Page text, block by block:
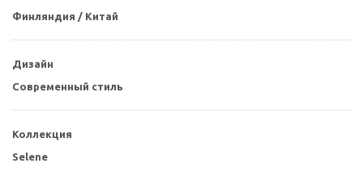
Финляндия / Китай
Дизайн
Современный стиль
Коллекция
Selene